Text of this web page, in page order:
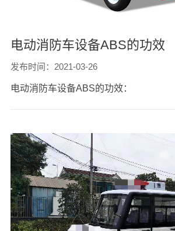
电动消防车设备ABS的功效
发布时间：2021-03-26
电动消防车设备ABS的功效：